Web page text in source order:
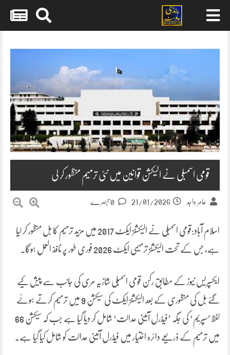
content
قومی اسمبلی نے الیکشن قوانین میں نئی ترمیم منظور کر لی
عامر واجد 21/01/2026
اسلام آباد:قومی اسمبلی نے الیکشنز ایکٹ 2017 میں مزید ترمیم کا بل منظور کر لیا
ہے، جس کے تحت الیکشنز ترمیمی ایکٹ 2026 فوری طور پر نافذ العمل ہوگا۔
ایکسپریس نیوز کے مطابق رکن قومی اسمبلی شازیہ مری کی جانب سے پیش کیے
گئے بل کی منظوری کے بعد الیکشنز ایکٹ کی سیکشن 9 میں ترمیم کرتے ہوئے
لفظ ’سپریم‘ کی جگہ ’فیڈرل آئینی عدالت‘ شامل کر دیا گیا ہے جب کہ سیکشن 66
میں ترمیم کے ذریعے دائرہ اختیار میں فیڈرل آئینی عدالت کو شامل کیا گیا ہے۔